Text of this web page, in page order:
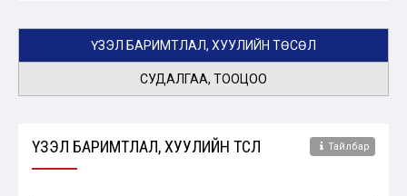
ҮЗЭЛ БАРИМТЛАЛ, ХУУЛИЙН ТӨСӨЛ
СУДАЛГАА, ТООЦОО
ҮЗЭЛ БАРИМТЛАЛ, ХУУЛИЙН ТӨСӨЛ Тайлбар